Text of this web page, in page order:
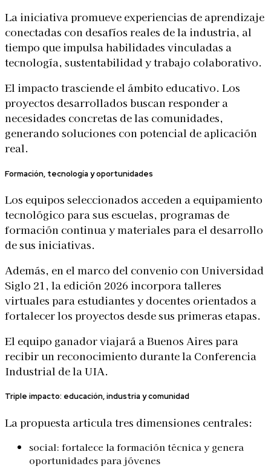
La iniciativa promueve experiencias de aprendizaje
conectadas con desafíos reales de la industria, al
tiempo que impulsa habilidades vinculadas a
tecnología, sustentabilidad y trabajo colaborativo.
El impacto trasciende el ámbito educativo. Los
proyectos desarrollados buscan responder a
necesidades concretas de las comunidades,
generando soluciones con potencial de aplicación
real.
Formación, tecnología y oportunidades
Los equipos seleccionados acceden a equipamiento
tecnológico para sus escuelas, programas de
formación continua y materiales para el desarrollo
de sus iniciativas.
Además, en el marco del convenio conUniversidad
Siglo 21, la edición 2026 incorpora talleres
virtuales para estudiantes y docentes orientados a
fortalecer los proyectos desde sus primeras etapas.
El equipo ganador viajará a Buenos Aires para
recibir un reconocimiento durante la Conferencia
Industrial de la UIA.
Triple impacto: educación, industria y comunidad
La propuesta articula tres dimensiones centrales:
social: fortalece la formación técnica y genera
oportunidades para jóvenes